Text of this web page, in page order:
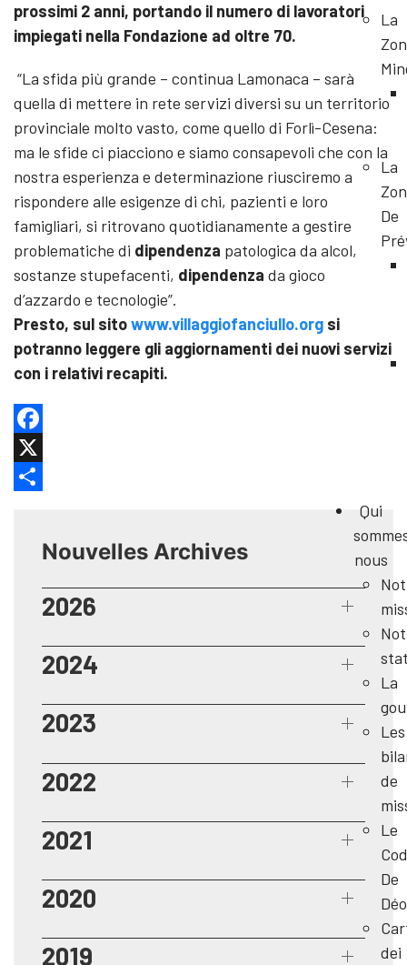
La
La
De
Qui
nous
La
Les
de
Le
De
dei
prossimi 2 anni, portando il numero di lavoratori
impiegati nella Fondazione ad oltre 70.
“La sfida più grande – continua Lamonaca – sarà
quella di mettere in rete servizi diversi su un territorio
provinciale molto vasto, come quello di Forlì-Cesena:
ma le sfide ci piacciono e siamo consapevoli che con la
nostra esperienza e determinazione riusciremo a
rispondere alle esigenze di chi, pazienti e loro
famigliari, si ritrovano quotidianamente a gestire
problematiche di dipendenza patologica da alcol,
sostanze stupefacenti, dipendenza da gioco
d’azzardo e tecnologie”.
Presto, sul sitowww.villaggiofanciullo.org si
potranno leggere gli aggiornamenti dei nuovi servizi
con i relativi recapiti.
Facebook
X
Nouvelles Archives
2026
2024
2023
2022
2021
2020
2019